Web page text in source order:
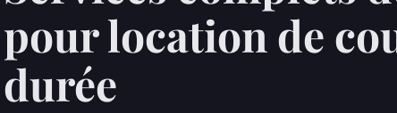
pour location de
durée